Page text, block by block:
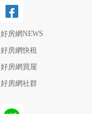
好房網NEWS
好房網快租
好房網買屋
好房網社群